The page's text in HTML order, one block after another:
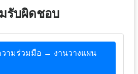
รับผิดชอบ
ามร่วมมือ → งานวางแผน